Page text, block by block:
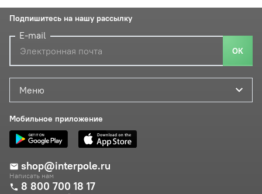
Меню
Мобильное приложение
shop@interpole.ru
Написать нам
8 800 700 18 17
Подпишитесь на нашу рассылку
E-mail
ОК